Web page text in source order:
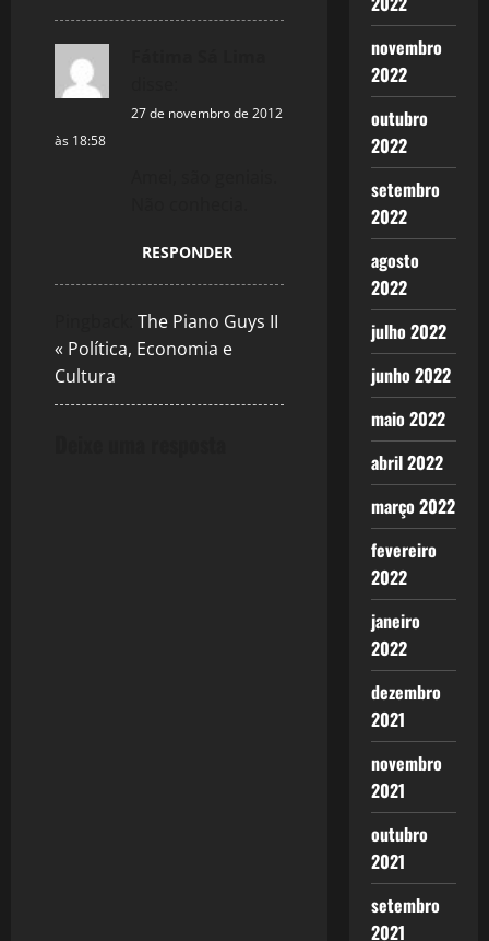
27 de novembro de 2012
às 18:58
RESPONDER
The Piano Guys II
« Política, Economia e
Cultura
novembro
2022
outubro
2022
setembro
2022
agosto
2022
julho 2022
junho 2022
maio 2022
abril 2022
março 2022
fevereiro
2022
janeiro
2022
dezembro
2021
novembro
2021
outubro
2021
setembro
2021